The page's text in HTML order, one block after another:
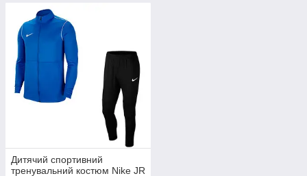
Дитячий спортивний
тренувальний костюм Nike JR